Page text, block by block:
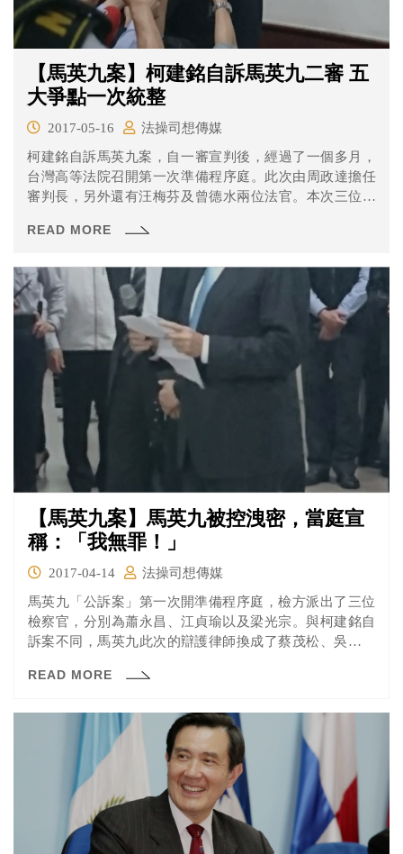
【馬英九案】柯建銘自訴馬英九二審 五
大爭點一次統整
2017-05-16
法操司想傳媒
柯建銘自訴馬英九案，自一審宣判後，經過了一個多月，
台灣高等法院召開第一次準備程序庭。此次由周政達擔任
審判長，另外還有汪梅芬及曾德水兩位法官。本次三位法
開準備程序庭，之後審理再由全部法官一起開合議審理
勁元及陳一銘陪同出席，馬英九則由吳柏宏及劉紀翔兩位
律師辯護。
READ MORE
【馬英九案】馬英九被控洩密，當庭宣
稱：「我無罪！」
2017-04-14
法操司想傳媒
馬英九「公訴案」第一次開準備程序庭，檢方派出了三位
檢察官，分別為蕭永昌、江貞瑜以及梁光宗。與柯建銘自
訴案不同，馬英九此次的辯護律師換成了蔡茂松、吳至格
由唐玥擔任。
READ MORE